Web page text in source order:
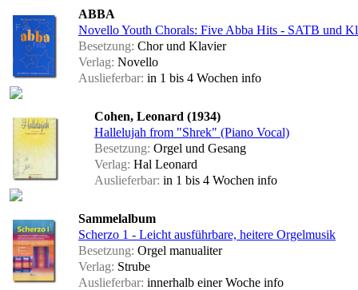
ABBA
Novello Youth Chorals: Five Abba Hits - SATB und
Besetzung: Chor und Klavier
Verlag: Novello
Auslieferbar: in 1 bis 4 Wochen info
Cohen, Leonard (1934)
Hallelujah from "Shrek" (Piano Vocal)
Besetzung: Orgel und Gesang
Verlag: Hal Leonard
Auslieferbar: in 1 bis 4 Wochen info
Sammelalbum
Scherzo 1 - Leicht ausführbare, heitere Orgelmusik
Besetzung: Orgel manualiter
Verlag: Strube
Auslieferbar: innerhalb einer Woche info